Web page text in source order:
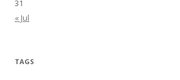
« Jul
31
TAGS